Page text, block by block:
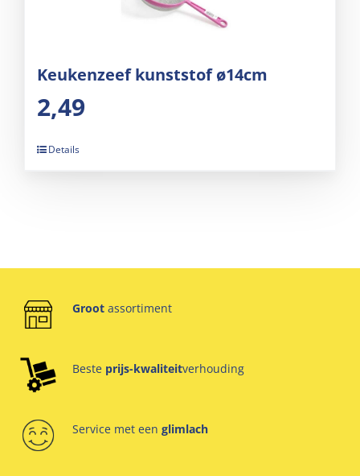
Keukenzeef kunststof ø14cm
2,49
Details
Groot assortiment
Beste prijs-kwaliteitverhouding
Service met een glimlach